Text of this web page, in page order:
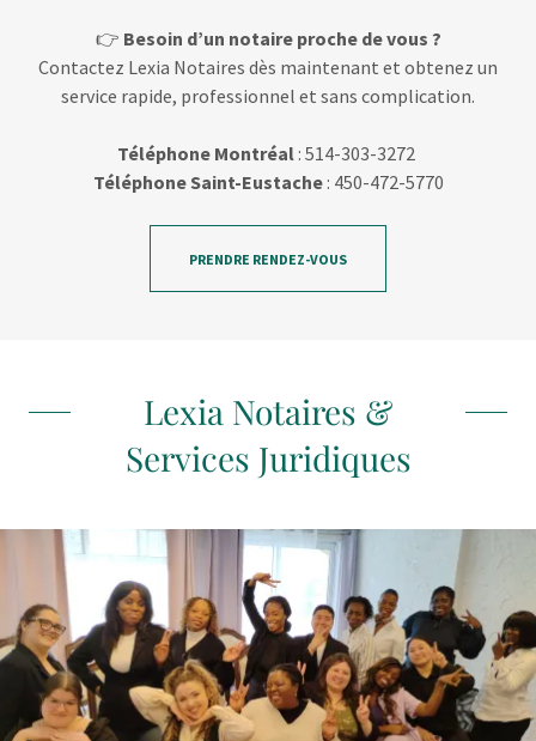
👉 Besoin d’un notaire proche de vous ?
Contactez Lexia Notaires dès maintenant et obtenez un
service rapide, professionnel et sans complication.
Téléphone Montréal : 514-303-3272
Téléphone Saint-Eustache: 450-472-5770
PRENDRE RENDEZ-VOUS
Lexia Notaires &
Services Juridiques